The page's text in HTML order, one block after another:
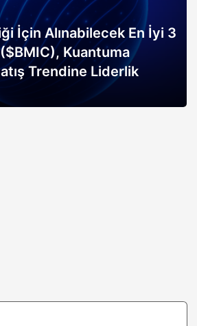
İçin Alınabilecek En İyi 3
Kuantuma
Trendine Liderlik